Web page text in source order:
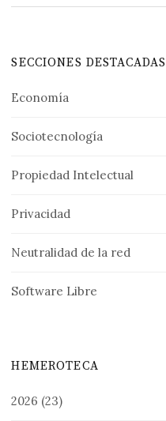
SECCIONES DESTACADAS
Economía
Sociotecnología
Propiedad Intelectual
Privacidad
Neutralidad de la red
Software Libre
HEMEROTECA
2026 (23)